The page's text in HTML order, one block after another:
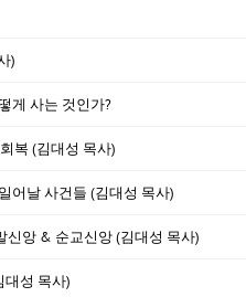
)
게 사는 것인가?
복 (김대성 목사)
어날 사건들 (김대성 목사)
신앙 & 순교신앙 (김대성 목사)
대성 목사)